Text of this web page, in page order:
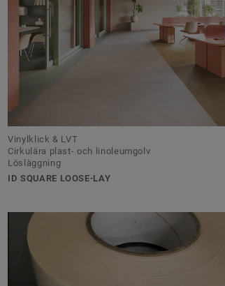
Vinylklick & LVT
Cirkulära plast- och linoleumgolv
Lösläggning
ID SQUARE LOOSE-LAY